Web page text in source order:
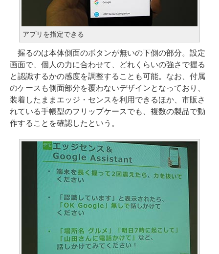
アプリを指定できる
握るのは本体側面のボタンが無いの下側の部分。設定
画面で、個人の力に合わせて、どれくらいの強さで握る
と認識するかの感度を調整することも可能。なお、付属
のケースも側面部分を覆わないデザインとなっており、
装着したままエッジ・センスを利用できるほか、市販さ
れている手帳型のフリップケースでも、複数の製品で動
作することを確認したという。